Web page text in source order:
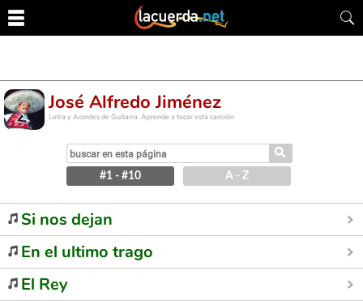
José Alfredo Jiménez
Letra y Acordes de Guitarra. Aprende a tocar esta canción
⚲
#1 - #10 A - Z
Si nos dejan
En el ultimo trago
El Rey